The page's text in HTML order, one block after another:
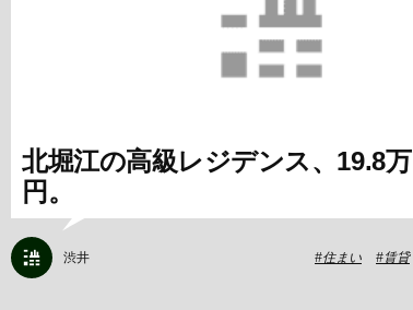
北堀江の高級レジデンス、19.8万
円。
渋井 住まい 賃貸